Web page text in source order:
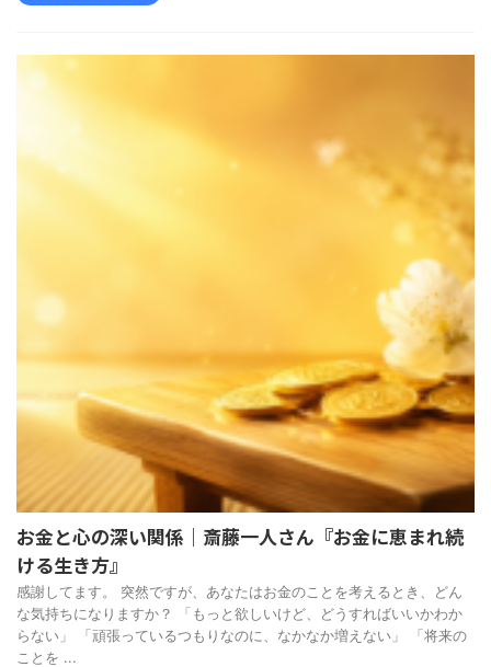
お金と心の深い関係｜斎藤一人さん『お金に恵まれ続
ける生き方』
感謝してます。 突然ですが、あなたはお金のことを考えるとき、どん
な気持ちになりますか？ 「もっと欲しいけど、どうすればいいかわか
らない」 「頑張っているつもりなのに、なかなか増えない」 「将来の
ことを ...